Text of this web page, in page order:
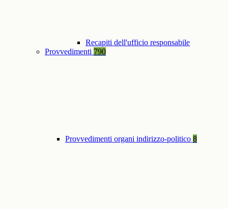
Recapiti dell'ufficio responsabile
Provvedimenti 790
Provvedimenti organi indirizzo-politico 8